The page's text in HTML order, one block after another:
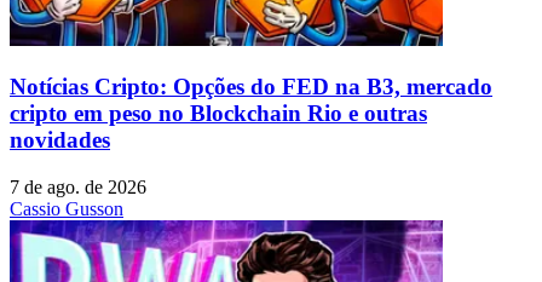
Notícias Cripto: Opções do FED na B3, mercado
cripto em peso no Blockchain Rio e outras
novidades
7 de ago. de 2026
Cassio Gusson